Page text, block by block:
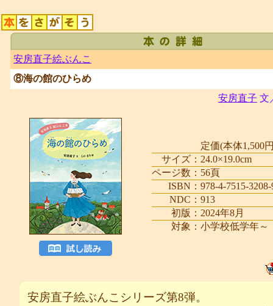
安房直子絵ぶんこ
⑧海の館のひらめ
安房直子 文
定価(本体1,500
サイズ： 24.0×19.0cm
ページ数： 56頁
ISBN： 978-4-7515-3208-
NDC： 913
初版： 2024年8月
対象： 小学校低学年～
安房直子絵ぶんこシリーズ第8弾。